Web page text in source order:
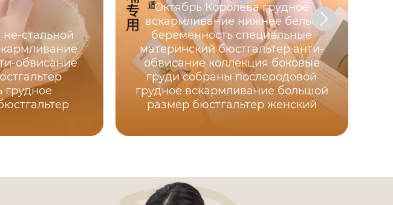
не-стальной
обвисание
грудное
Октябрь Королева грудное
вскармливание нижнее белье
беременность специальные
материнский бюстгальтер анти-
обвисание коллекция боковые
груди собраны послеродовой
грудное вскармливание большой
размер бюстгальтер женский